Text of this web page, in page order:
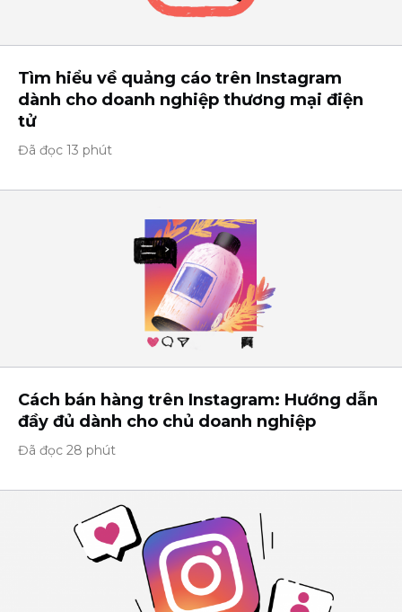
Tìm hiểu về quảng cáo trên Instagram
dành cho doanh nghiệp thương mại điện
tử
Đã đọc 13 phút
Cách bán hàng trên Instagram: Hướng dẫn
đầy đủ dành cho chủ doanh nghiệp
Đã đọc 28 phút